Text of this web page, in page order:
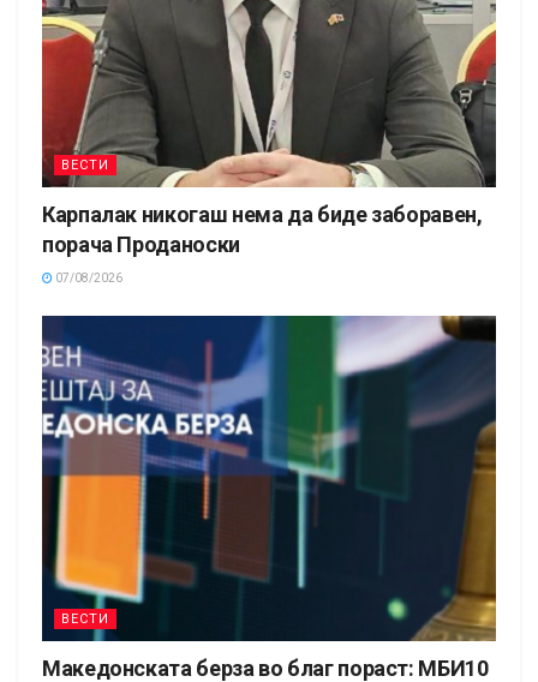
ВЕСТИ
Карпалак никогаш нема да биде заборавен,
порача Проданоски
07/08/2026
ВЕСТИ
Македонската берза во благ пораст: МБИ10